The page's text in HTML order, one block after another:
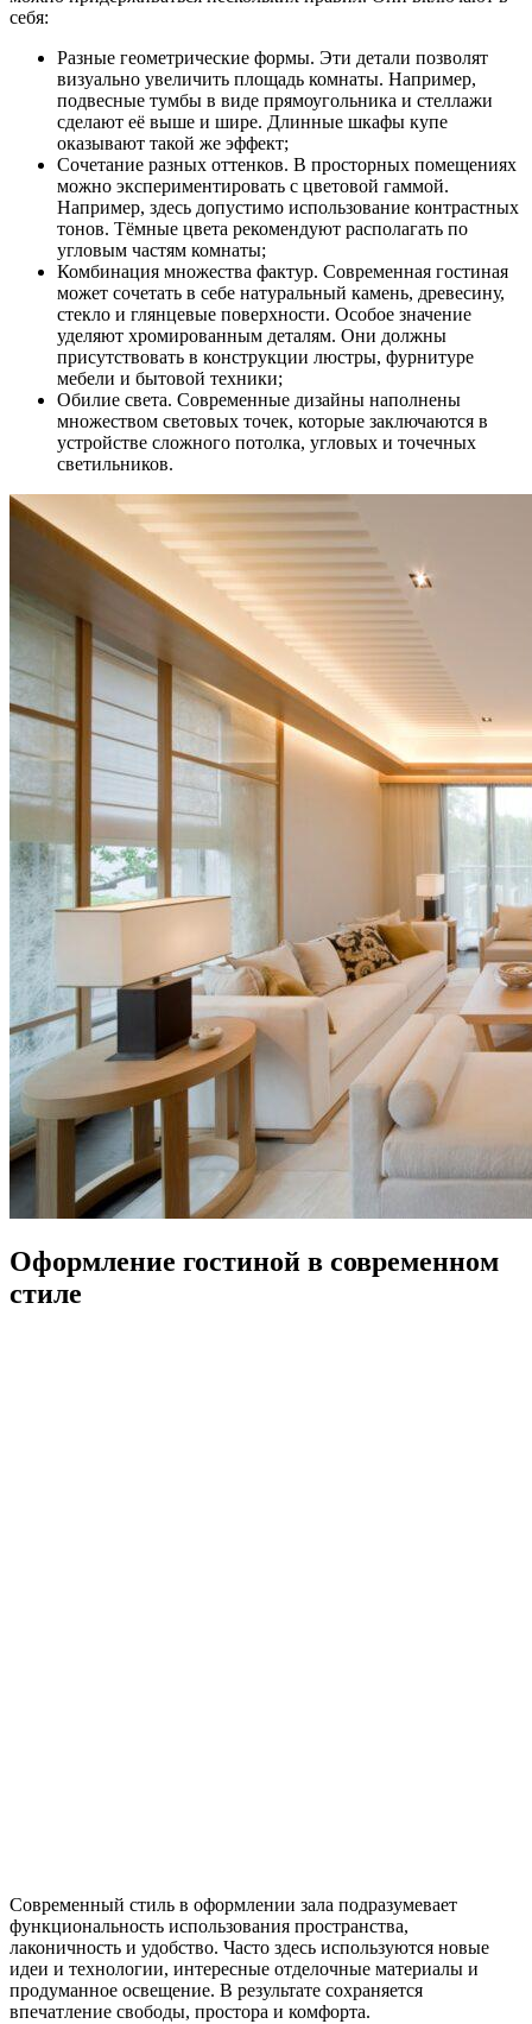
себя:
Разные геометрические формы. Эти детали позволят
визуально увеличить площадь комнаты. Например,
подвесные тумбы в виде прямоугольника и стеллажи
сделают её выше и шире. Длинные шкафы купе
оказывают такой же эффект;
Сочетание разных оттенков. В просторных помещениях
можно экспериментировать с цветовой гаммой.
Например, здесь допустимо использование контрастных
тонов. Тёмные цвета рекомендуют располагать по
угловым частям комнаты;
Комбинация множества фактур. Современная гостиная
может сочетать в себе натуральный камень, древесину,
стекло и глянцевые поверхности. Особое значение
уделяют хромированным деталям. Они должны
присутствовать в конструкции люстры, фурнитуре
мебели и бытовой техники;
Обилие света. Современные дизайны наполнены
множеством световых точек, которые заключаются в
устройстве сложного потолка, угловых и точечных
светильников.
Оформление гостиной в современном
стиле
Современный стиль в оформлении зала подразумевает
функциональность использования пространства,
лаконичность и удобство. Часто здесь используются новые
идеи и технологии, интересные отделочные материалы и
продуманное освещение. В результате сохраняется
впечатление свободы, простора и комфорта.